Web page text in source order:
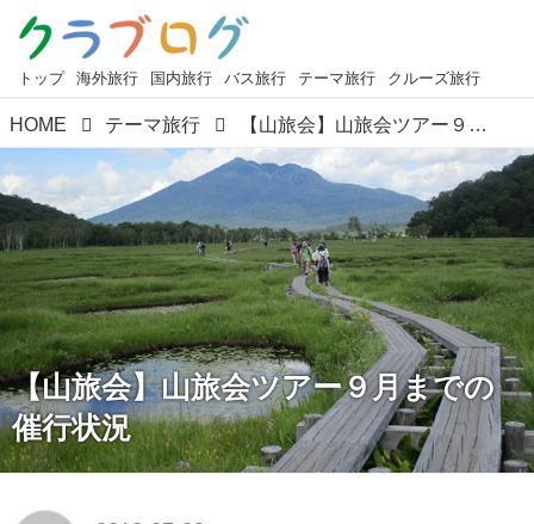
トップ 海外旅行 国内旅行 バス旅行 テーマ旅行 クルーズ旅行
HOME テーマ旅行 【山旅会】山旅会ツアー９月までの催行状況
【山旅会】山旅会ツアー９月までの
催行状況